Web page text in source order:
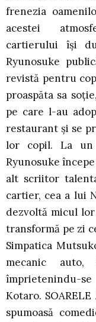
frenezia
acestei
cartierului îşi
Ryunosuke
revistă pentru
proaspăta sa
pe care l-au
restaurant şi se
lor copil. La un
Ryunosuke
alt scriitor
cartier, cea a lui
dezvoltă micul
transformă pe zi
Simpatica
mecanic
împrietenindu-
Kotaro.
spumoasă